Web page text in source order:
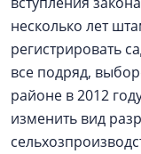
несколько лет
регистрировать
все подряд,
районе в 2012
изменить вид